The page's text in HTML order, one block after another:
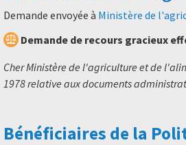
Demande envoyée à Ministère de
Demande de recours gracieux
Cher Ministère de l'agriculture et de
1978 relative aux documents
Bénéficiaires de la